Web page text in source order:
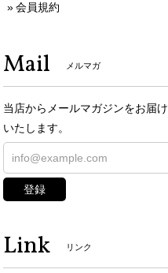
会員規約
Mail メルマガ
当店からメールマガジンをお届け
いたします。
登録
Link リンク